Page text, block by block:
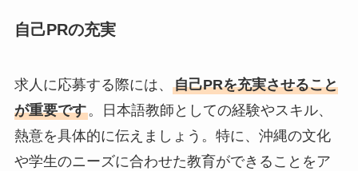
自己PRの充実
求人に応募する際には、 自己PRを充実させること
が重要です。日本語教師としての経験やスキル、
熱意を具体的に伝えましょう。特に、沖縄の文化
や学生のニーズに合わせた教育ができることをア